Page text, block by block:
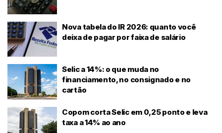
Nova tabela do IR 2026: quanto você
deixa de pagar por faixa de salário
Selic a 14%: o que muda no
financiamento, no consignado e no
cartão
Copom corta Selic em 0,25 ponto e leva
taxa a 14% ao ano